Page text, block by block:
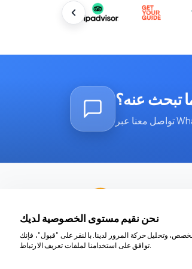
تبحث عنه؟
نحن نقيم مستوى الخصوصية لديك
وتحليل حركة المرور لدينا. بالنقر على "قبول"، فإنك
توافق على استخدامنا لملفات تعريف الارتباط.